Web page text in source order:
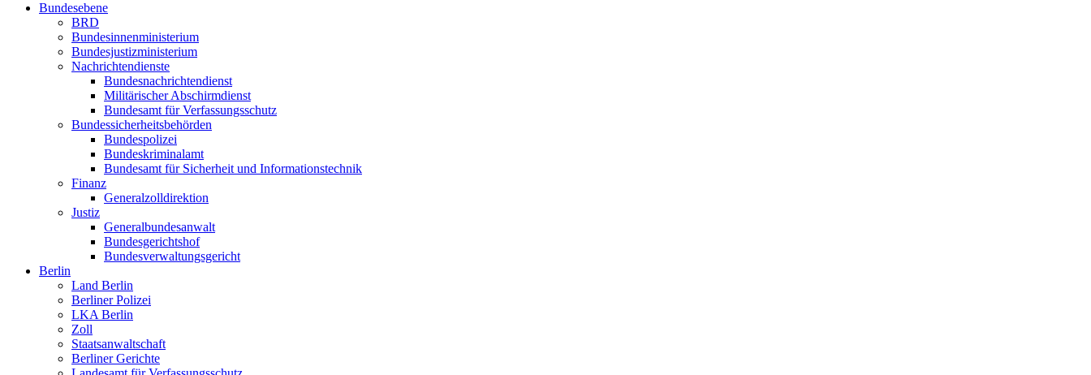
Bundesebene
BRD
Bundesinnenministerium
Bundesjustizministerium
Nachrichtendienste
Bundesnachrichtendienst
Militärischer Abschirmdienst
Bundesamt für Verfassungsschutz
Bundessicherheitsbehörden
Bundespolizei
Bundeskriminalamt
Bundesamt für Sicherheit und Informationstechnik
Finanz
Generalzolldirektion
Justiz
Generalbundesanwalt
Bundesgerichtshof
Bundesverwaltungsgericht
Berlin
Land Berlin
Berliner Polizei
LKA Berlin
Zoll
Staatsanwaltschaft
Berliner Gerichte